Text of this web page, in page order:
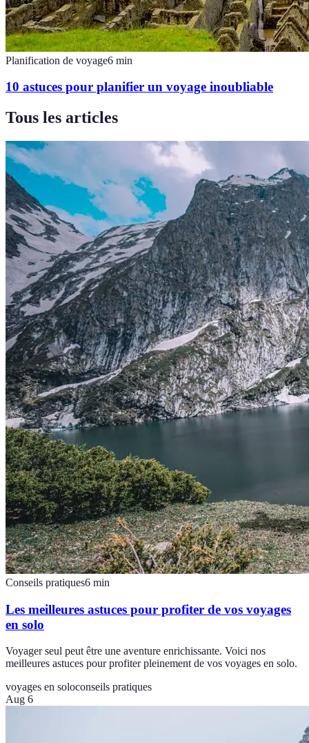
Planification de voyage6 min
10 astuces pour planifier un voyage inoubliable
Tous les articles
Conseils pratiques6 min
Les meilleures astuces pour profiter de vos voyages
en solo
Voyager seul peut être une aventure enrichissante. Voici nos
meilleures astuces pour profiter pleinement de vos voyages en solo.
voyages en soloconseils pratiques
Aug 6